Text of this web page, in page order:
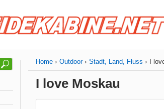
Home Outdoor Stadt, Land, Fluss I
I love Moskau